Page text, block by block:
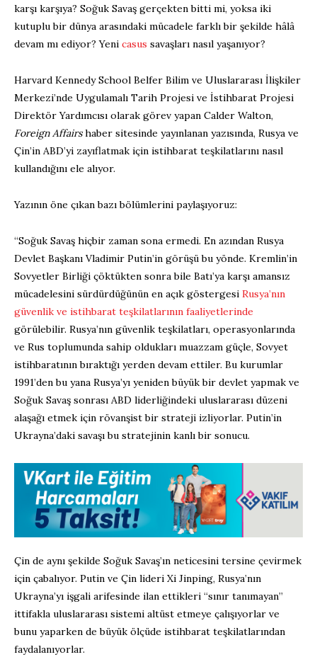
karşı karşıya? Soğuk Savaş gerçekten bitti mi, yoksa iki
kutuplu bir dünya arasındaki mücadele farklı bir şekilde hâlâ
devam mı ediyor? Yeni casus savaşları nasıl yaşanıyor?
Harvard Kennedy School Belfer Bilim ve Uluslararası İlişkiler
Merkezi’nde Uygulamalı Tarih Projesi ve İstihbarat Projesi
Direktör Yardımcısı olarak görev yapan Calder Walton,
Foreign Affairshaber sitesinde yayınlanan yazısında, Rusya ve
Çin’in ABD’yi zayıflatmak için istihbarat teşkilatlarını nasıl
kullandığını ele alıyor.
Yazının öne çıkan bazı bölümlerini paylaşıyoruz:
“Soğuk Savaş hiçbir zaman sona ermedi. En azından Rusya
Devlet Başkanı Vladimir Putin’in görüşü bu yönde. Kremlin’in
Sovyetler Birliği çöktükten sonra bile Batı’ya karşı amansız
mücadelesini sürdürdüğünün en açık göstergesi Rusya’nın
güvenlik ve istihbarat teşkilatlarının faaliyetlerinde
görülebilir. Rusya’nın güvenlik teşkilatları, operasyonlarında
ve Rus toplumunda sahip oldukları muazzam güçle, Sovyet
istihbaratının bıraktığı yerden devam ettiler. Bu kurumlar
1991’den bu yana Rusya’yı yeniden büyük bir devlet yapmak ve
Soğuk Savaş sonrası ABD liderliğindeki uluslararası düzeni
alaşağı etmek için rövanşist bir strateji izliyorlar. Putin’in
Ukrayna’daki savaşı bu stratejinin kanlı bir sonucu.
Çin de aynı şekilde Soğuk Savaş’ın neticesini tersine çevirmek
için çabalıyor. Putin ve Çin lideri Xi Jinping, Rusya’nın
Ukrayna’yı işgali arifesinde ilan ettikleri “sınır tanımayan”
ittifakla uluslararası sistemi altüst etmeye çalışıyorlar ve
bunu yaparken de büyük ölçüde istihbarat teşkilatlarından
faydalanıyorlar.